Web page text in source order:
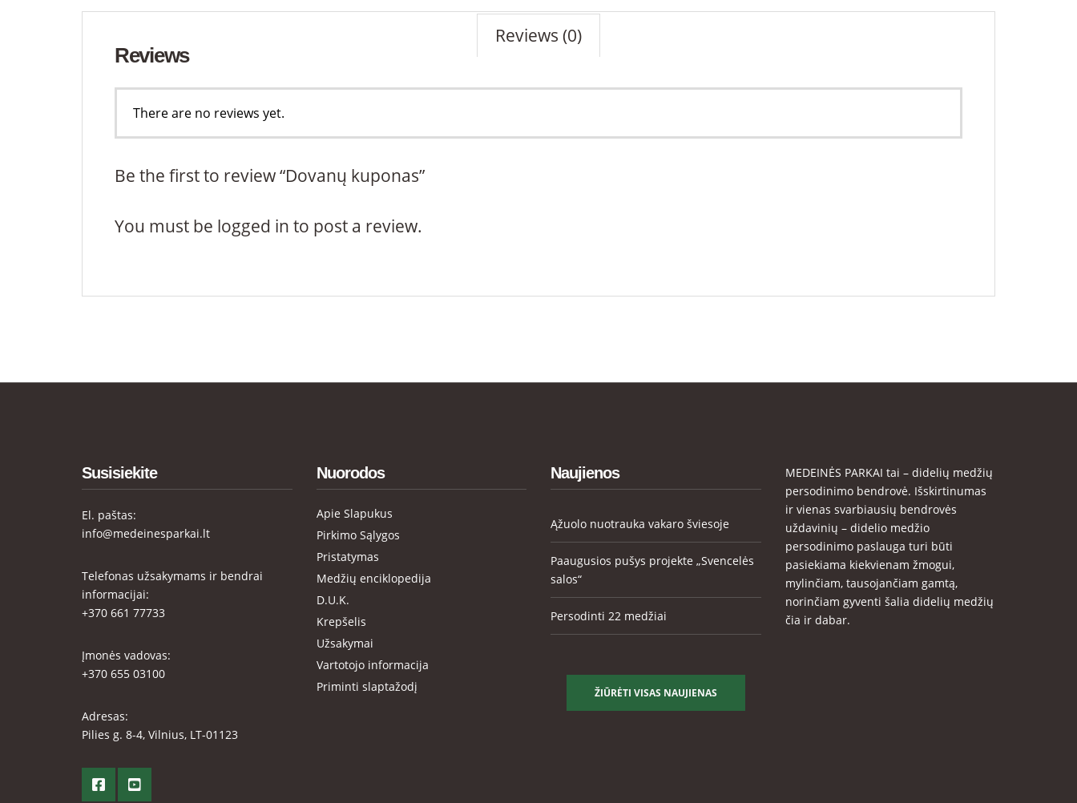
Reviews (0)
Reviews
There are no reviews yet.
Be the first to review “Dovanų kuponas”
You must be logged in to post a review.
Susisiekite
El. paštas:
info@medeinesparkai.lt
Telefonas užsakymams ir bendrai
informacijai:
+370 661 77733
Įmonės vadovas:
+370 655 03100
Adresas:
Pilies g. 8-4, Vilnius, LT-01123
Nuorodos
Apie Slapukus
Pirkimo Sąlygos
Pristatymas
Medžių enciklopedija
D.U.K.
Krepšelis
Užsakymai
Vartotojo informacija
Priminti slaptažodį
Naujienos
Ąžuolo nuotrauka vakaro šviesoje
Paaugusios pušys projekte „Svencelės
salos“
Persodinti 22 medžiai
ŽIŪRĖTI VISAS NAUJIENAS
MEDEINĖS PARKAI tai – didelių medžių
persodinimo bendrovė. Išskirtinumas
ir vienas svarbiausių bendrovės
uždavinių – didelio medžio
persodinimo paslauga turi būti
pasiekiama kiekvienam žmogui,
mylinčiam, tausojančiam gamtą,
norinčiam gyventi šalia didelių medžių
čia ir dabar.